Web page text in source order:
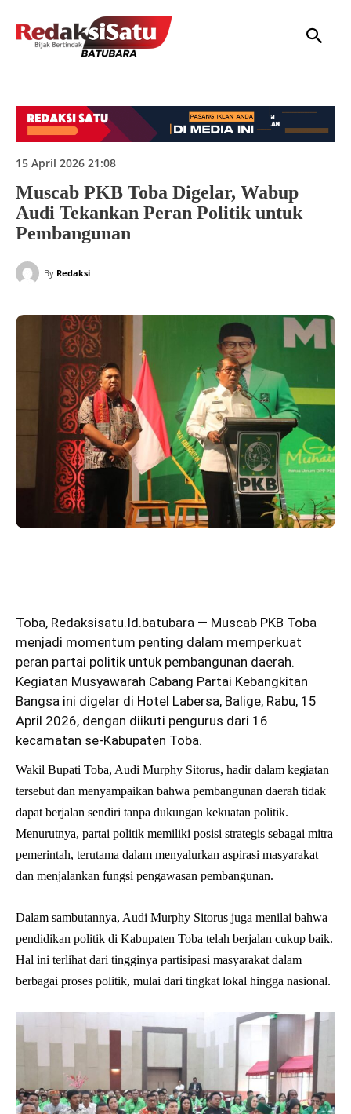
15 April 2026 21:08
Muscab PKB Toba Digelar, Wabup
Audi Tekankan Peran Politik untuk
Pembangunan
By Redaksi
Toba, Redaksisatu.Id.batubara — Muscab PKB Toba
menjadi momentum penting dalam memperkuat
peran partai politik untuk pembangunan daerah.
Kegiatan Musyawarah Cabang Partai Kebangkitan
Bangsa ini digelar di Hotel Labersa, Balige, Rabu, 15
April 2026, dengan diikuti pengurus dari 16
kecamatan se-Kabupaten Toba.
Wakil Bupati Toba, Audi Murphy Sitorus, hadir dalam kegiatan
tersebut dan menyampaikan bahwa pembangunan daerah tidak
dapat berjalan sendiri tanpa dukungan kekuatan politik.
Menurutnya, partai politik memiliki posisi strategis sebagai mitra
pemerintah, terutama dalam menyalurkan aspirasi masyarakat
dan menjalankan fungsi pengawasan pembangunan.
Dalam sambutannya, Audi Murphy Sitorus juga menilai bahwa
pendidikan politik di Kabupaten Toba telah berjalan cukup baik.
Hal ini terlihat dari tingginya partisipasi masyarakat dalam
berbagai proses politik, mulai dari tingkat lokal hingga nasional.